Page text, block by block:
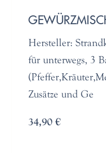
Hersteller:
für unterwegs, 3
Zusätze und Ge
34,90 €